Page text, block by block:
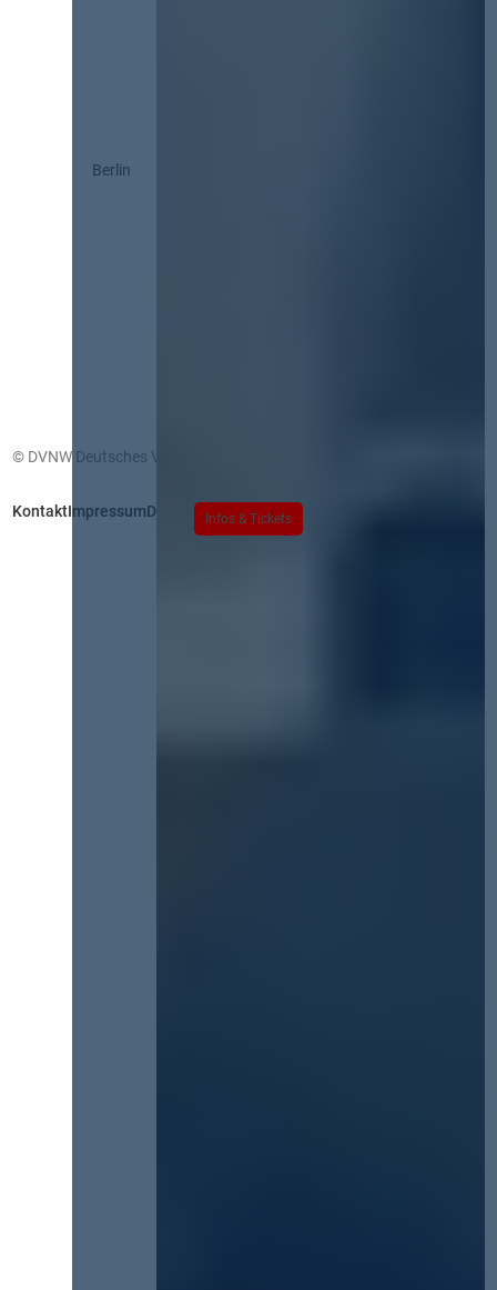
Infos & Tickets
Berlin
© DVNW Deutsches Vergabenetzwerk GmbH
KontaktImpressumDatenschutz